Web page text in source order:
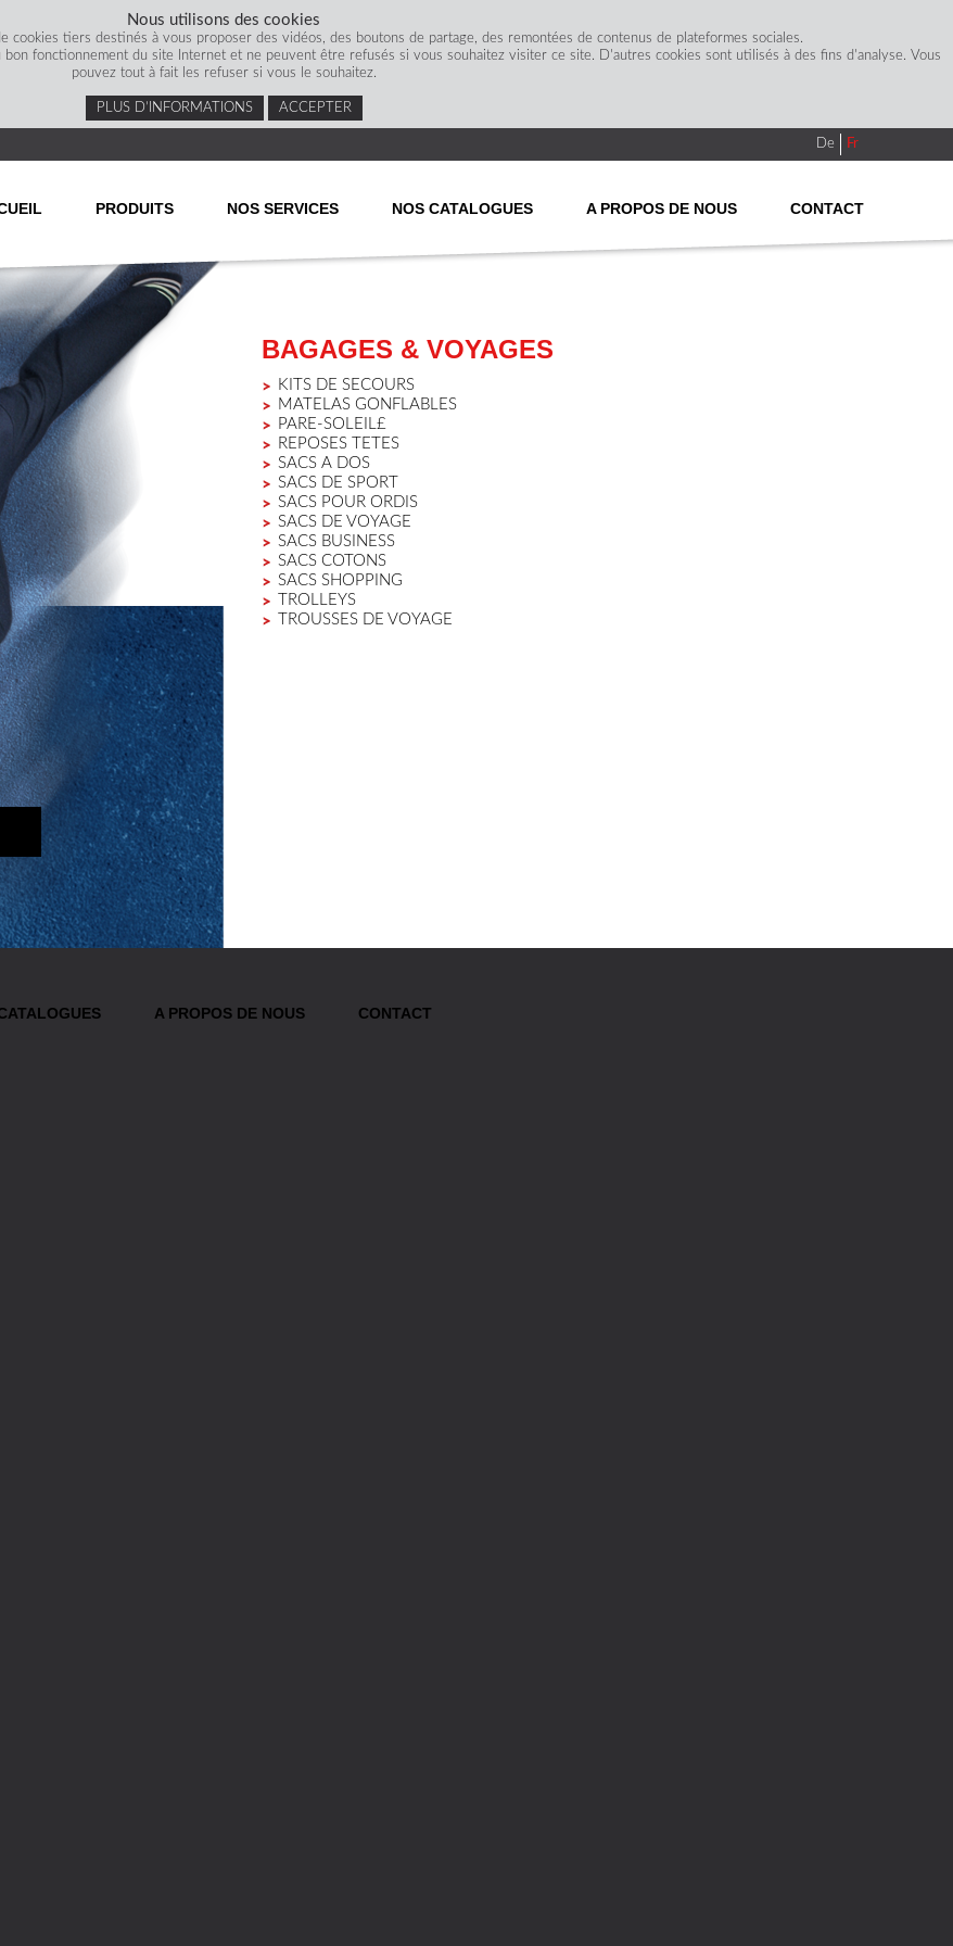
Nous utilisons des cookies
cookies tiers destinés à vous proposer des vidéos, des boutons de partage, des remontées de contenus de plateformes sociales.
fonctionnement du site Internet et ne peuvent être refusés si vous souhaitez visiter ce site. D'autres cookies sont utilisés à des fins d'analyse. Vous
pouvez tout à fait les refuser si vous le souhaitez.
PLUS D’INFORMATIONS ACCEPTER
De Fr
PRODUITS NOS SERVICES NOS CATALOGUES A PROPOS DE NOUS CONTACT
BAGAGES & VOYAGES
KITS DE SECOURS
MATELAS GONFLABLES
PARE-SOLEIL£
REPOSES TETES
SACS A DOS
SACS DE SPORT
SACS POUR ORDIS
SACS DE VOYAGE
SACS BUSINESS
SACS COTONS
SACS SHOPPING
TROLLEYS
TROUSSES DE VOYAGE
A PROPOS DE NOUS CONTACT